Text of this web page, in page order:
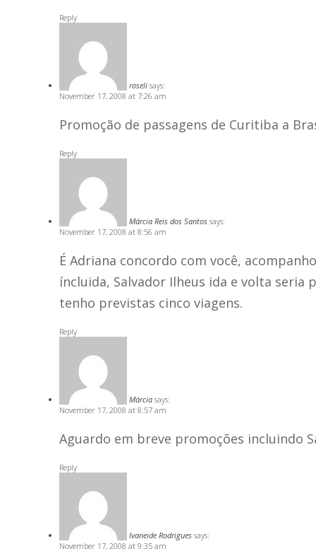
Reply
roseli says:
November 17, 2008 at 7:26 am
Promoção de passagens de Curitiba a
Reply
Márcia Reis dos Santos says:
November 17, 2008 at 8:56 am
É Adriana concordo com você,
íncluida, Salvador Ilheus ida e volta
tenho previstas cinco viagens.
Reply
Márcia says:
November 17, 2008 at 8:57 am
Aguardo em breve promoções incluindo
Reply
Ivaneide Rodrigues says:
November 17, 2008 at 9:35 am